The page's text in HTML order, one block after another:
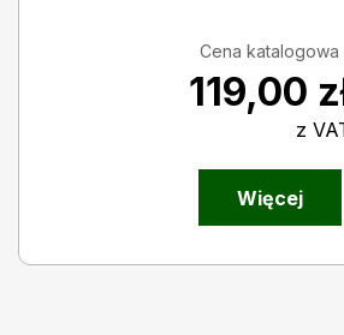
Cena katalogowa
119,00
z
Więcej